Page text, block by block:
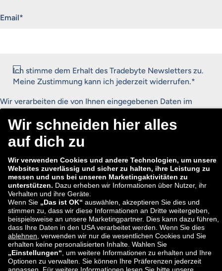
„*“ zeigt erforderliche Felder an
Email*
Consent*
Ich stimme dem Erhalt des Tradebyte Newsletters zu.
Meine Zustimmung kann ich jederzeit widerrufen.*
Wir verarbeiten die von Ihnen eingegebenen Daten im
deshalb auf unsereDatenschutzerklärunghinweisen. Dieser
können Sie alle Informationen zur Verarbeitung Ihrer Daten
entnehmen.
Anmelden
ECD